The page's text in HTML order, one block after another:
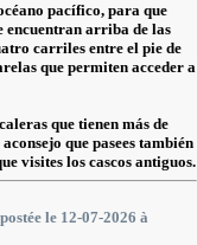
pacífico, para que
encuentran arriba de las
carriles entre el pie de
que permiten acceder a
que tienen más de
que pasees también
visites los cascos antiguos.
le 12-07-2026 à